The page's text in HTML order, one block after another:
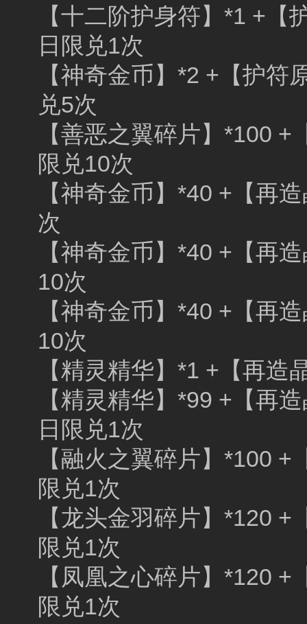
【十二阶护身符】*1 +
日限兑1次
【神奇金币】*2 +【护
兑5次
【善恶之翼碎片】*100
限兑10次
【神奇金币】*40 +【再
次
【神奇金币】*40 +【再
10次
【神奇金币】*40 +【再
10次
【精灵精华】*1 +【再
【精灵精华】*99 +【再
日限兑1次
【融火之翼碎片】*100
限兑1次
【龙头金羽碎片】*120
限兑1次
【凤凰之心碎片】*120
限兑1次